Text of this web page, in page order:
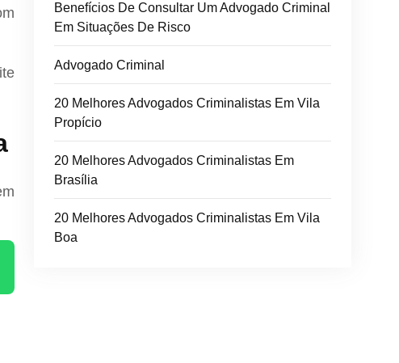
Benefícios De Consultar Um Advogado Criminal
Em Situações De Risco
Advogado Criminal
20 Melhores Advogados Criminalistas Em Vila
Propício
20 Melhores Advogados Criminalistas Em
Brasília
20 Melhores Advogados Criminalistas Em Vila
Boa